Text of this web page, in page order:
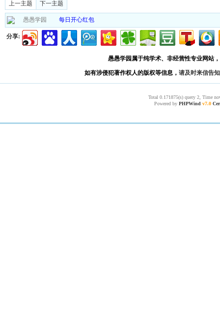
上一主题 下一主题
愚愚学园 每日开心红包
分享:
愚愚学园属于纯学术、非经营性专业网站
如有涉侵犯著作权人的版权等信息， 请及时来信告知
Total 0.171875(s) query 2, Time
Powered by PHPWind v7.0